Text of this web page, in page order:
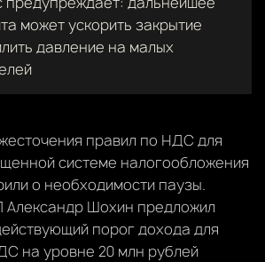
может ускорить закрытие
давление на малых
правил по НДС для
системе налогообложения
о необходимости паузы.
Шохин предложил
порог дохода для
на уровне 20 млн рублей